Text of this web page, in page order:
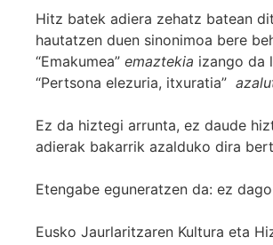
Hitz batek adiera zehatz batean
hautatzen duen sinonimoa bere
“Emakumea” emaztekia izango da
“Pertsona elezuria, itxuratia”
Ez da hiztegi arrunta, ez daude
adierak bakarrik azalduko dira
Etengabe eguneratzen da: ez
Eusko Jaurlaritzaren Kultura eta